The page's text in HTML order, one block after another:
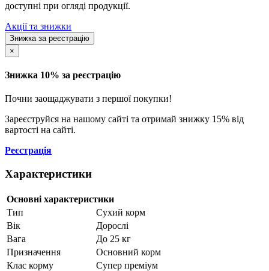
доступні при огляді продукції.
Акції та знижки
Знижка за реєстрацію
×
Знижка 10% за реєстрацію
Почни заощаджувати з першої покупки!
Зареєструйся на нашому сайті та отримай знижку 15% від
вартості на сайті.
Реєстрація
Характеристики
Основні характеристики
Тип
Сухий корм
Вік
Дорослі
Вага
До 25 кг
Призначення
Основний корм
Клас корму
Супер преміум